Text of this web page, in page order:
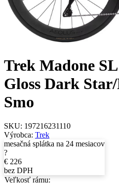
Trek Madone
Gloss Dark
Smo
SKU: 197216231110
Výrobca: Trek
mesačná splátka na 24 mesiacov
?
€ 226
bez DPH
Veľkosť rámu: